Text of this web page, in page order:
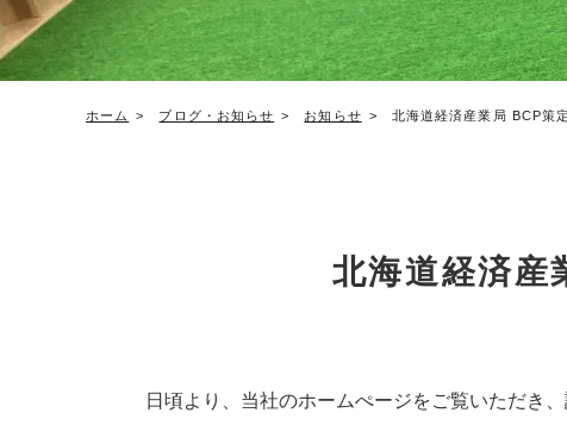
ホーム ブログ・お知らせ お知らせ 北海道経済産業局 BCP策
北海道経済産
日頃より、当社のホームぺージをご覧いただき